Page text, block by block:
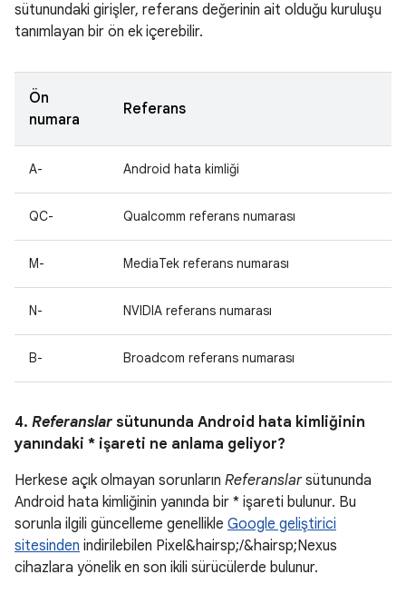
sütunundaki girişler, referans değerinin ait olduğu kuruluşu
tanımlayan bir ön ek içerebilir.
Ön
numara
Referans
A- Android hata kimliği
QC- Qualcomm referans numarası
M- MediaTek referans numarası
N- NVIDIA referans numarası
B- Broadcom referans numarası
4. Referanslar sütununda Android hata kimliğinin
yanındaki * işareti ne anlama geliyor?
Herkese açık olmayan sorunların Referanslarsütununda
Android hata kimliğinin yanında bir * işareti bulunur. Bu
sorunla ilgili güncelleme genellikle Google geliştirici
sitesinden indirilebilen Pixel&hairsp;/&hairsp;Nexus
cihazlara yönelik en son ikili sürücülerde bulunur.